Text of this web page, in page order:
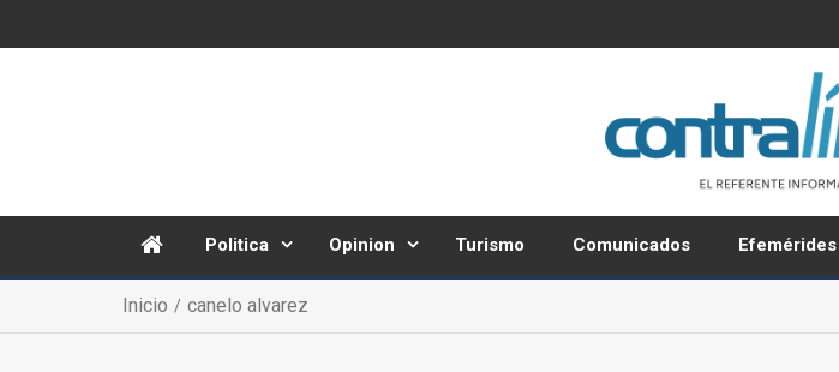
Politica Opinion Turismo Comunicados Efemérides
Inicio canelo alvarez